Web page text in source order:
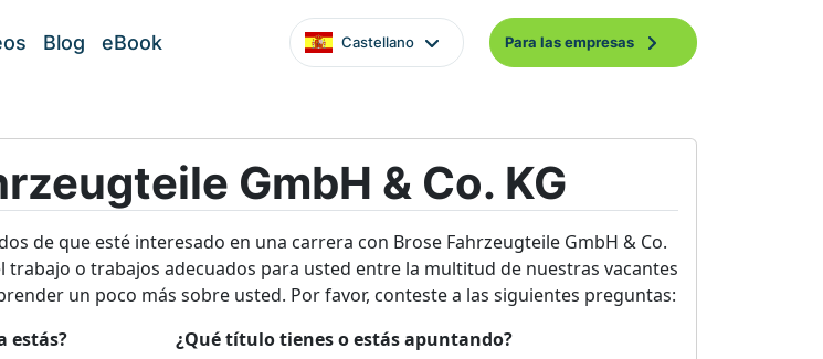
Blog eBook Castellano Para las empresas
GmbH & Co. KG
de que esté interesado en una carrera con Brose Fahrzeugteile GmbH & Co.
trabajo o trabajos adecuados para usted entre la multitud de nuestras vacantes
un poco más sobre usted. Por favor, conteste a las siguientes preguntas:
estás?
¿Qué título tienes o estás apuntando?